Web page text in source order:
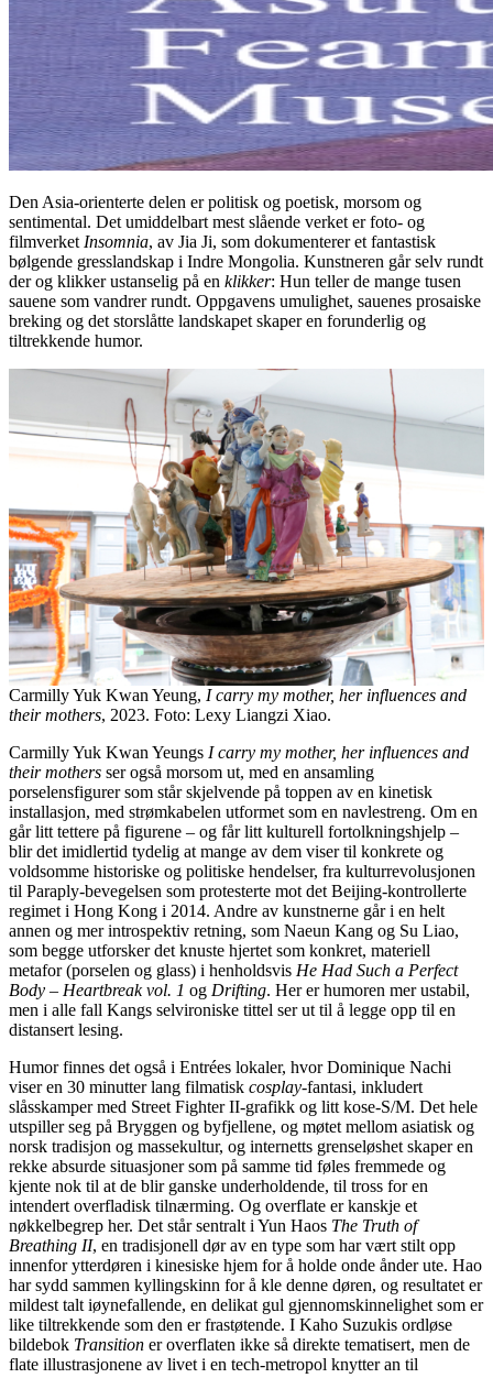
Den Asia-orienterte delen er politisk og poetisk, morsom og
sentimental. Det umiddelbart mest slående verket er foto- og
filmverketInsomnia, av Jia Ji, som dokumenterer et fantastisk
bølgende gresslandskap i Indre Mongolia. Kunstneren går selv rundt
der og klikker ustanselig på en klikker: Hun teller de mange tusen
sauene som vandrer rundt. Oppgavens umulighet, sauenes prosaiske
breking og det storslåtte landskapet skaper en forunderlig og
tiltrekkende humor.
Carmilly Yuk Kwan Yeung, I carry my mother, her influences and
their mothers, 2023. Foto: Lexy Liangzi Xiao.
Carmilly Yuk Kwan Yeungs I carry my mother, her influences and
their mothers ser også morsom ut, med en ansamling
porselensfigurer som står skjelvende på toppen av en kinetisk
installasjon, med strømkabelen utformet som en navlestreng. Om en
går litt tettere på figurene – og får litt kulturell fortolkningshjelp –
blir det imidlertid tydelig at mange av dem viser til konkrete og
voldsomme historiske og politiske hendelser, fra kulturrevolusjonen
til Paraply-bevegelsen som protesterte mot det Beijing-kontrollerte
regimet i Hong Kong i 2014. Andre av kunstnerne går i en helt
annen og mer introspektiv retning, som Naeun Kang og Su Liao,
som begge utforsker det knuste hjertet som konkret, materiell
metafor (porselen og glass) i henholdsvis He Had Such a Perfect
Body – Heartbreak vol. 1 og Drifting. Her er humoren mer ustabil,
men i alle fall Kangs selvironiske tittel ser ut til å legge opp til en
distansert lesing.
Humor finnes det også i Entrées lokaler, hvor Dominique Nachi
viser en 30 minutter lang filmatisk cosplay-fantasi, inkludert
slåsskamper med Street Fighter II-grafikk og litt kose-S/M. Det hele
utspiller seg på Bryggen og byfjellene, og møtet mellom asiatisk og
norsk tradisjon og massekultur, og internetts grenseløshet skaper en
rekke absurde situasjoner som på samme tid føles fremmede og
kjente nok til at de blir ganske underholdende, til tross for en
intendert overfladisk tilnærming. Og overflate er kanskje et
nøkkelbegrep her. Det står sentralt i Yun Haos The Truth of
Breathing II, en tradisjonell dør av en type som har vært stilt opp
innenfor ytterdøren i kinesiske hjem for å holde onde ånder ute. Hao
har sydd sammen kyllingskinn for å kle denne døren, og resultatet er
mildest talt iøynefallende, en delikat gul gjennomskinnelighet som er
like tiltrekkende som den er frastøtende. I Kaho Suzukis ordløse
bildebok Transition er overflaten ikke så direkte tematisert, men de
flate illustrasjonene av livet i en tech-metropol knytter an til